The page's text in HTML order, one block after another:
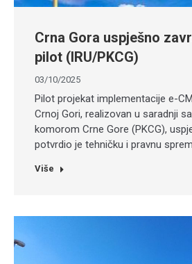
Crna Gora uspješno
pilot (IRU/PKCG)
03/10/2025
Pilot projekat implementacije e-
Crnoj Gori, realizovan u saradnji
komorom Crne Gore (PKCG),
potvrdio je tehničku i pravnu
Više